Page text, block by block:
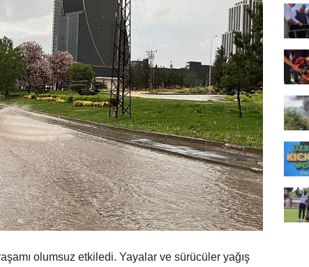
olumsuz etkiledi. Yayalar ve sürücüler yağış